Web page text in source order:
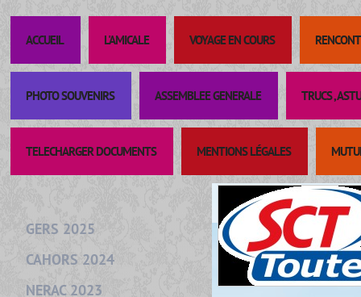
ACCUEIL L'AMICALE VOYAGE EN COURS
PHOTO SOUVENIRS ASSEMBLEE GENERALE TRUCS ,
TELECHARGER DOCUMENTS MENTIONS LÉGALES
GERS 2025
CAHORS 2024
NERAC 2023